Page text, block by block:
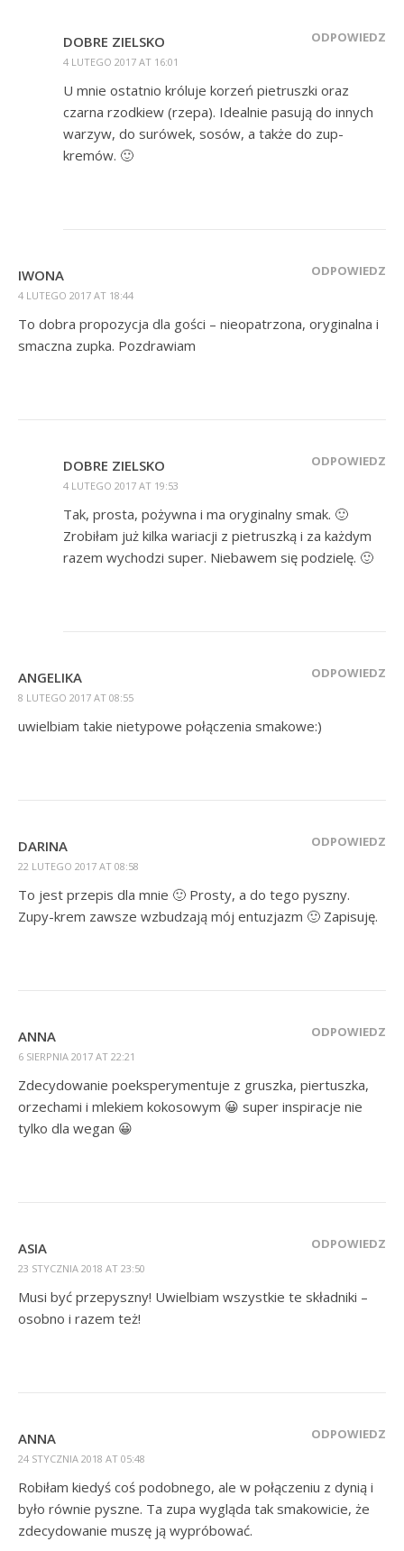
DOBRE ZIELSKO
4 LUTEGO 2017 AT 16:01
ODPOWIEDZ
U mnie ostatnio króluje korzeń pietruszki oraz
czarna rzodkiew (rzepa). Idealnie pasują do innych
warzyw, do surówek, sosów, a także do zup-
kremów. 🙂
IWONA
4 LUTEGO 2017 AT 18:44
ODPOWIEDZ
To dobra propozycja dla gości – nieopatrzona, oryginalna i
smaczna zupka. Pozdrawiam
DOBRE ZIELSKO
4 LUTEGO 2017 AT 19:53
ODPOWIEDZ
Tak, prosta, pożywna i ma oryginalny smak. 🙂
Zrobiłam już kilka wariacji z pietruszką i za każdym
razem wychodzi super. Niebawem się podzielę. 🙂
ANGELIKA
8 LUTEGO 2017 AT 08:55
ODPOWIEDZ
uwielbiam takie nietypowe połączenia smakowe:)
DARINA
22 LUTEGO 2017 AT 08:58
ODPOWIEDZ
To jest przepis dla mnie 🙂 Prosty, a do tego pyszny.
Zupy-krem zawsze wzbudzają mój entuzjazm 🙂 Zapisuję.
ANNA
6 SIERPNIA 2017 AT 22:21
ODPOWIEDZ
Zdecydowanie poeksperymentuje z gruszka, piertuszka,
orzechami i mlekiem kokosowym 😀 super inspiracje nie
tylko dla wegan 😀
ASIA
23 STYCZNIA 2018 AT 23:50
ODPOWIEDZ
Musi być przepyszny! Uwielbiam wszystkie te składniki –
osobno i razem też!
ANNA
24 STYCZNIA 2018 AT 05:48
ODPOWIEDZ
Robiłam kiedyś coś podobnego, ale w połączeniu z dynią i
było równie pyszne. Ta zupa wygląda tak smakowicie, że
zdecydowanie muszę ją wypróbować.